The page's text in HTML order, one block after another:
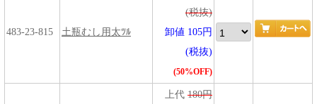
483-23-815 土瓶むし用太ﾂﾙ
(税抜)
卸値 105円
(税抜)
(50%OFF)
上代 180円